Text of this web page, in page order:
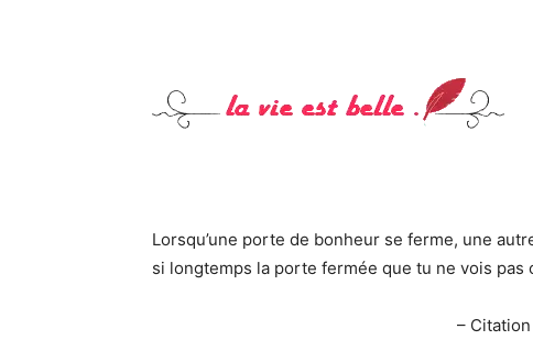
Lorsqu’une porte de bonheur se ferme, une
si longtemps la porte fermée que tu ne vois
–